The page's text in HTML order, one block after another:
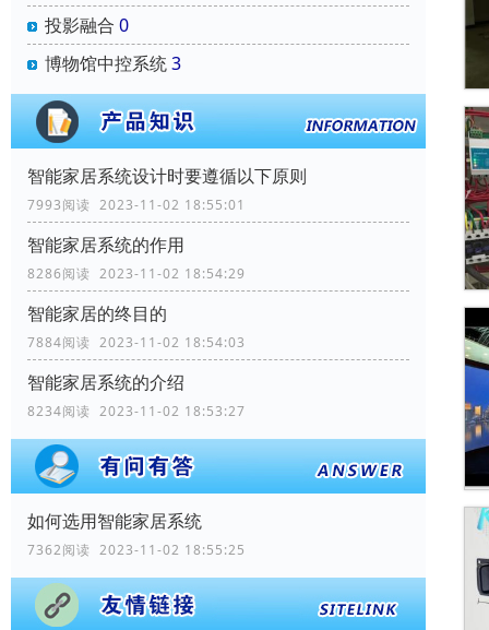
投影融合 0
博物馆中控系统3
智能家居系统设计时要遵循以下原则
7993阅读 2023-11-02 18:55:01
智能家居系统的作用
8286阅读 2023-11-02 18:54:29
智能家居的终目的
7884阅读 2023-11-02 18:54:03
智能家居系统的介绍
8234阅读 2023-11-02 18:53:27
如何选用智能家居系统
7362阅读 2023-11-02 18:55:25